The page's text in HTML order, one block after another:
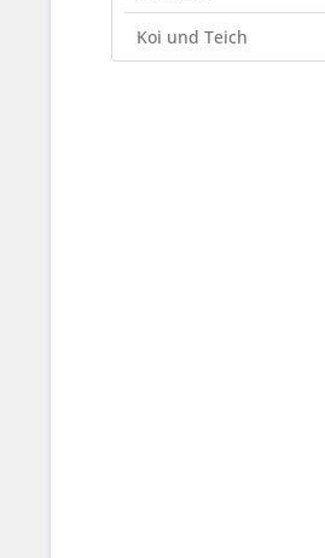
Koi und Teich